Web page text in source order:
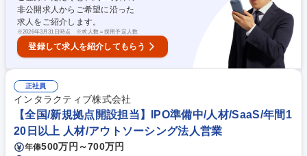
クロスセルを行います。 ■営業先は経営者や役員などビジネスのリーダー
が中心、コンサルティング要素の強い営業活動を行うことができます。 募
集職種 【SaaS営業】アカウントエグゼクティブ/世界No.1のリーディング
カンパニー
非公開求人からご希望に沿った
求人をご紹介します。
※2026年3月31日時点 ※求人数＝採用予定人数
登録して求人を紹介してもらう
正社員
インタラクティブ株式会社
【全国/新規拠点開設担当】IPO準備中/人材/SaaS/年間1
20日以上 人材/アウトソーシング法人営業
年俸500万円～700万円